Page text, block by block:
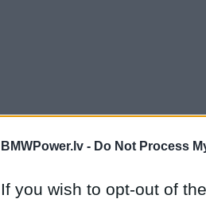
BMWPower.lv - Do Not Process
If you wish to opt-out of